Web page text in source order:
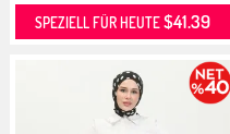
SPEZIELL FÜR HEUTE$41.39